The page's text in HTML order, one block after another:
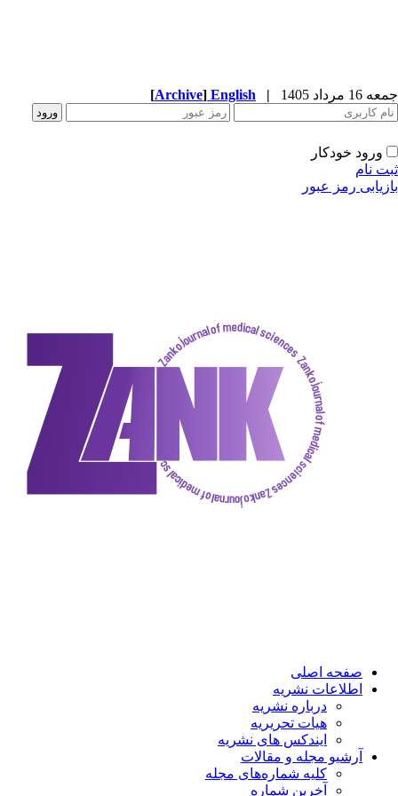
|
English
[Archive
عبور
اصلی
نشریه
درباره نشریه
هیات تحریریه
ایندکس های نشریه
مجله و مقالات
کلیه شماره‌های مجله
آخرین شماره